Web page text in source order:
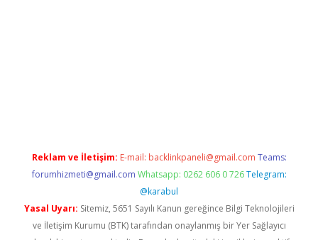
Reklam ve İletişim: E-mail: backlinkpaneli@gmail.com Teams:
forumhizmeti@gmail.com Whatsapp: 0262 606 0 726 Telegram:
@karabul
Yasal Uyarı: Sitemiz, 5651 Sayılı Kanun gereğince Bilgi Teknolojileri
ve İletişim Kurumu (BTK) tarafından onaylanmış bir Yer Sağlayıcı